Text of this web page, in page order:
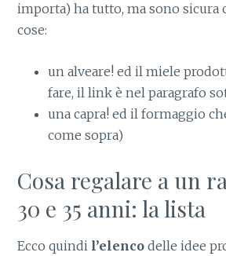
importa) ha tutto, ma sono sicura
cose:
un alveare! ed il miele
fare, il link è nel paragrafo
una capra! ed il formaggio
come sopra)
Cosa regalare a un
30 e 35 anni: la lista
Ecco quindi l’elencodelle idee